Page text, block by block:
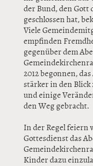
der Bund, den Gott
geschlossen hat,
Viele
empfinden
gegenüber dem
2012 begonnen,
stärker in den Blick
und einige
den Weg gebracht.
In der Regel feiern
Gottesdienst das
Kinder dazu